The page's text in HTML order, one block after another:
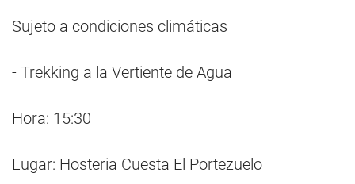
Sujeto a condiciones climáticas
- Trekking a la Vertiente de Agua
Hora: 15:30
Lugar: Hosteria Cuesta El Portezuelo